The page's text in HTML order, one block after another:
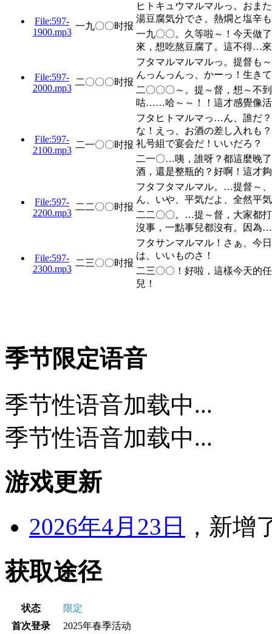
File:597-
1900.mp3
一九〇〇时报
ヒトキュウマルマルっ。おま
湯豆腐気分でさ。熱燗と塩辛
一九〇〇。久等啦～！今天做
來，想吃熬豆腐了。這不得…
File:597-
2000.mp3
二〇〇〇时报
フタマルマルマルっ。提督も
んっんっんっ、かーっ！生き
二〇〇〇～。提～督，想～不
咕……哈～～！！這才感覺像
File:597-
2100.mp3
二一〇〇时报
フタヒトマルマっ…ん、誰だ
な！えっ、お酒の差し入れも
礼号組で宴会だ！いいだろ？
二一〇…咦，誰呀？都這麼晚
酒，還是整瓶的？好啊！這才
File:597-
2200.mp3
二二〇〇时报
フタフタマルマル。…提督～
ん、いや、平気だよ、全然平
二二〇〇。…提～督，大家都
沒事，一點事兒都沒有。因為
File:597-
2300.mp3
二三〇〇时报
フタサンマルマル！さぁ、今
は、いいものさ！
二三〇〇！好啦，這樣今天的
兒！
季节限定语音
季节性语音加载中...
季节性语音加载中...
游戏更新
2026年4月23日 ，新增
获取途径
状态
限定
首次登录
2025年春季活动